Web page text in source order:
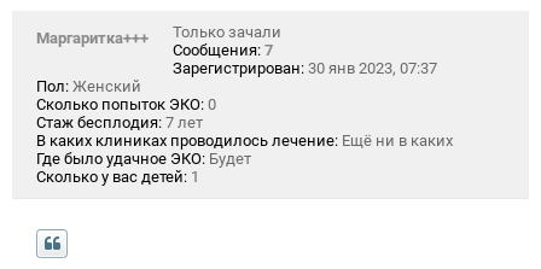
Маргаритка+++
Только зачали
Сообщения: 7
Зарегистрирован: 30 янв 2023, 07:37
Пол: Женский
Сколько попыток ЭКО: 0
Стаж бесплодия: 7 лет
В каких клиниках проводилось лечение: Ещё ни в каких
Где было удачное ЭКО: Будет
Сколько у вас детей: 1